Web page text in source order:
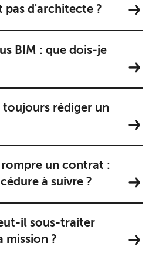
pas d'architecte ?
BIM : que dois-je
rédiger un
un contrat :
à suivre ?
il sous-traiter
mission ?